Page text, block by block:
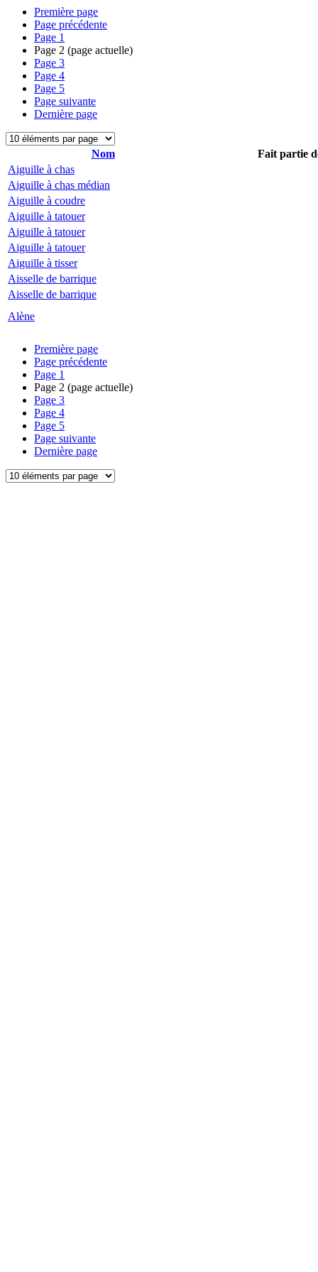
Première page
Page précédente
Page 1
Page 2 (page actuelle)
Page 3
Page 4
Page 5
Page suivante
Dernière page
Nom
Fait partie
Aiguille à chas
Aiguille à chas médian
Aiguille à coudre
Aiguille à tatouer
Aiguille à tatouer
Aiguille à tatouer
Aiguille à tisser
Aisselle de barrique
Aisselle de barrique
Alène
Première page
Page précédente
Page 1
Page 2 (page actuelle)
Page 3
Page 4
Page 5
Page suivante
Dernière page